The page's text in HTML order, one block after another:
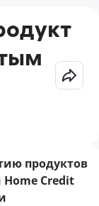
продуктов
Credit